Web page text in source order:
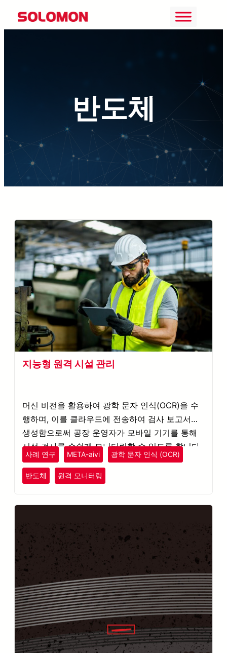
텐
기
반도체
지능형 원격 시설 관리
머신 비전을 활용하여 광학 문자 인식(OCR)을 수
행하며, 이를 클라우드에 전송하여 검사 보고서를
생성함으로써 공장 운영자가 모바일 기기를 통해
시설 검사를 손쉽게 모니터링할 수 있도록 합니다.
사례 연구 META-aivi 광학 문자 인식 (OCR)
반도체 원격 모니터링